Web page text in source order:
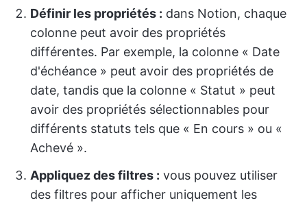
Définir les propriétés : dans Notion, chaque
colonne peut avoir des propriétés
différentes. Par exemple, la colonne « Date
d'échéance » peut avoir des propriétés de
date, tandis que la colonne « Statut » peut
avoir des propriétés sélectionnables pour
différents statuts tels que « En cours » ou «
Achevé ».
Appliquez des filtres : vous pouvez utiliser
des filtres pour afficher uniquement les